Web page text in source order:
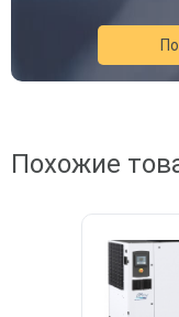
Похожие Акция